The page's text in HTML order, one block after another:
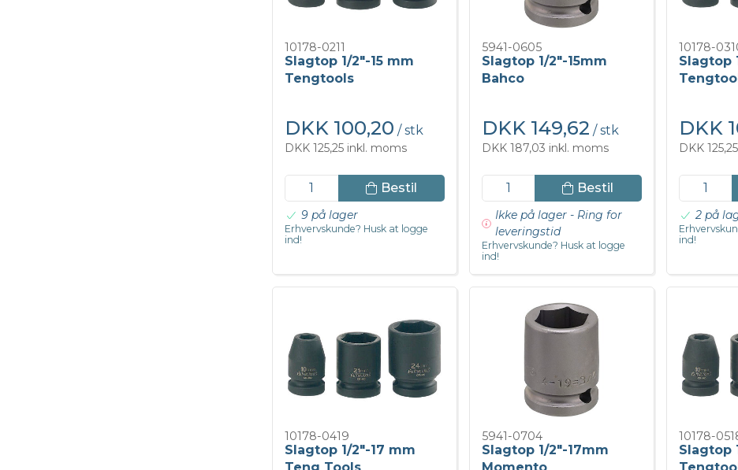
10178-0211
Slagtop 1/2"-15 mm
Tengtools
DKK 100,20 / stk
DKK 125,25 inkl. moms
Bestil
9 på lager
Erhvervskunde? Husk at logge
ind!
5941-0605
Slagtop 1/2"-15mm
Bahco
DKK 149,62 / stk
DKK 187,03 inkl. moms
Bestil
Ikke på lager - Ring for
leveringstid
Erhvervskunde? Husk at logge
ind!
10178-
Slagtop
DKK
DKK
2 på
ind!
10178-0419
Slagtop 1/2"-17 mm
5941-0704
Slagtop 1/2"-17mm
10178-
Slagtop